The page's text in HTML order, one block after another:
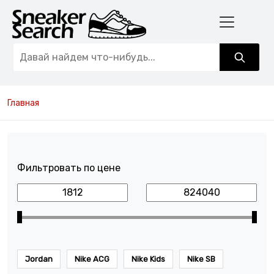
Главная
Фильтровать по цене
Jordan Nike ACG Nike Kids Nike SB